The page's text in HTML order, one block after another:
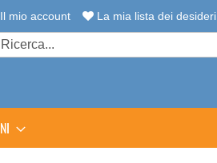
Il mio account La mia lista dei desideri